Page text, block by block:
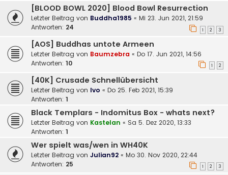
[BLOOD BOWL 2020] Blood Bowl Resurrection
Letzter Beitrag von Buddha1985 « Mi 23. Jun 2021, 21:59
Antworten: 24 1 2 3
[AOS] Buddhas untote Armeen
Letzter Beitrag von Baumzebra « Do 17. Jun 2021, 14:56
Antworten: 10 1 2
[40K] Crusade Schnellübersicht
Letzter Beitrag von Ivo « Do 25. Feb 2021, 15:39
Antworten: 1
Black Templars - Indomitus Box - whats next?
Letzter Beitrag von Kastelan « Sa 5. Dez 2020, 13:33
Antworten: 1
Wer spielt was/wen in WH40K
Letzter Beitrag von Julian92 « Mo 30. Nov 2020, 22:44
Antworten: 25 1 2 3